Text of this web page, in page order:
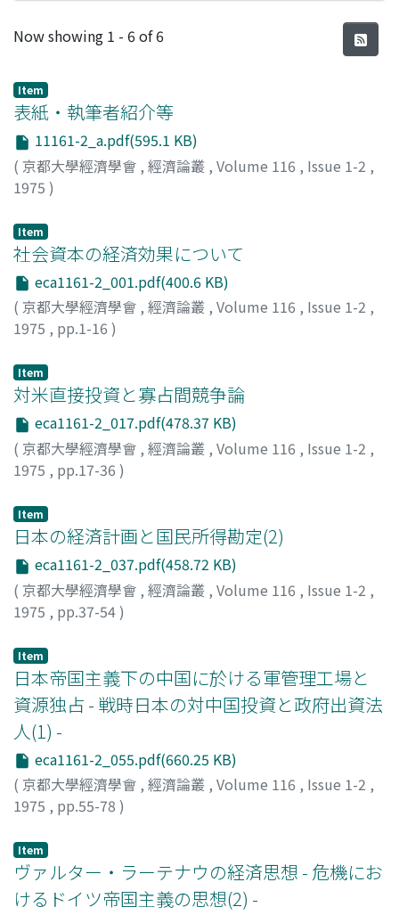
Recent Submissions
Now showing 1 - 6 of 6
Item
表紙・執筆者紹介等
11161-2_a.pdf(595.1 KB)
( 京都大學經濟學會 , 經濟論叢 , Volume 116 , Issue 1-2 ,
1975 )
Item
社会資本の経済効果について
eca1161-2_001.pdf(400.6 KB)
( 京都大學經濟學會 , 經濟論叢 , Volume 116 , Issue 1-2 ,
1975 , pp.1-16 )
Item
対米直接投資と寡占間競争論
eca1161-2_017.pdf(478.37 KB)
( 京都大學經濟學會 , 經濟論叢 , Volume 116 , Issue 1-2 ,
1975 , pp.17-36 )
Item
日本の経済計画と国民所得勘定(2)
eca1161-2_037.pdf(458.72 KB)
( 京都大學經濟學會 , 經濟論叢 , Volume 116 , Issue 1-2 ,
1975 , pp.37-54)
Item
日本帝国主義下の中国に於ける軍管理工場と
資源独占 - 戦時日本の対中国投資と政府出資法
人(1) -
eca1161-2_055.pdf(660.25 KB)
( 京都大學經濟學會 , 經濟論叢 , Volume 116 , Issue 1-2 ,
1975 , pp.55-78 )
Item
ヴァルター・ラーテナウの経済思想 - 危機にお
けるドイツ帝国主義の思想(2) -